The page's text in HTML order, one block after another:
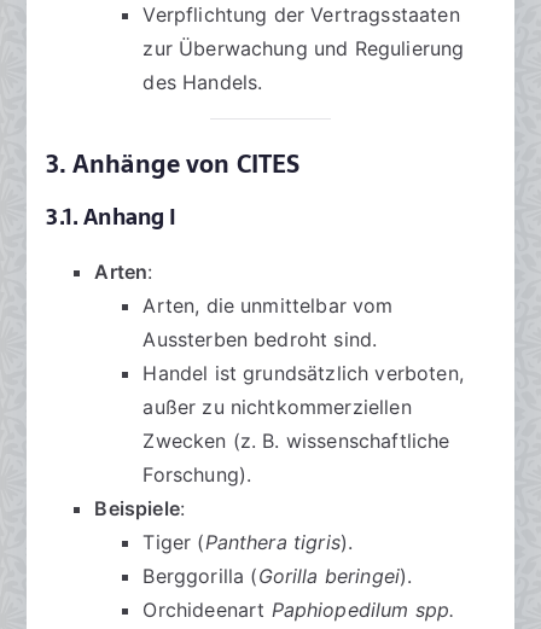
Verpflichtung der Vertragsstaaten
zur Überwachung und Regulierung
des Handels.
3. Anhänge von CITES
3.1. Anhang I
Arten:
Arten, die unmittelbar vom
Aussterben bedroht sind.
Handel ist grundsätzlich verboten,
außer zu nichtkommerziellen
Zwecken (z. B. wissenschaftliche
Forschung).
Beispiele:
Tiger (Panthera tigris).
Berggorilla (Gorilla beringei).
Orchideenart Paphiopedilum spp.